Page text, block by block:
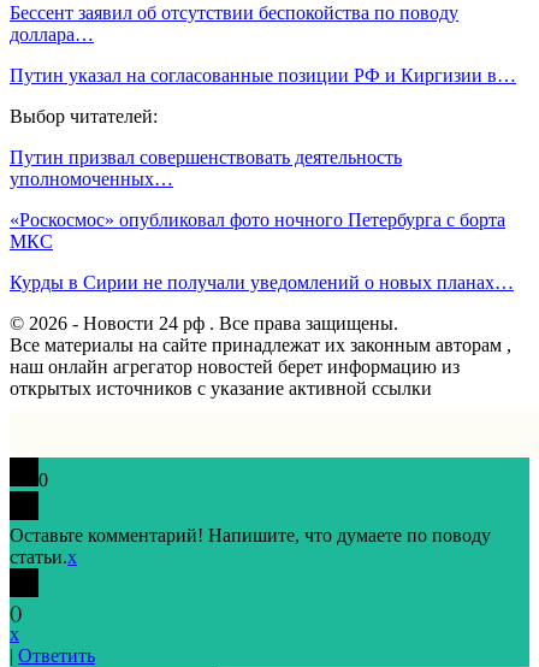
Бессент заявил об отсутствии беспокойства по поводу
доллара…
Путин указал на согласованные позиции РФ и Киргизии в…
Выбор читателей:
Путин призвал совершенствовать деятельность
уполномоченных…
«Роскосмос» опубликовал фото ночного Петербурга с борта
МКС
Курды в Сирии не получали уведомлений о новых планах…
© 2026 - Новости 24 рф . Все права защищены.
Все материалы на сайте принадлежат их законным авторам ,
наш онлайн агрегатор новостей берет информацию из
открытых источников с указание активной ссылки
0
Оставьте комментарий! Напишите, что думаете по поводу
статьи.x
()
x
| Ответить